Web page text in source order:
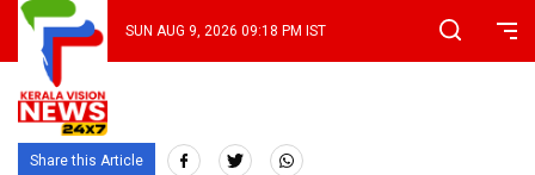
SUN AUG 9, 2026 09:18 PM IST
Share this Article